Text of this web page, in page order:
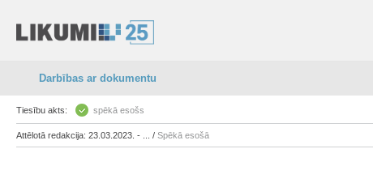
Darbības ar dokumentu
Tiesību akts: spēkā esošs
Attēlotā redakcija: 23.03.2023. - ... / Spēkā esošā